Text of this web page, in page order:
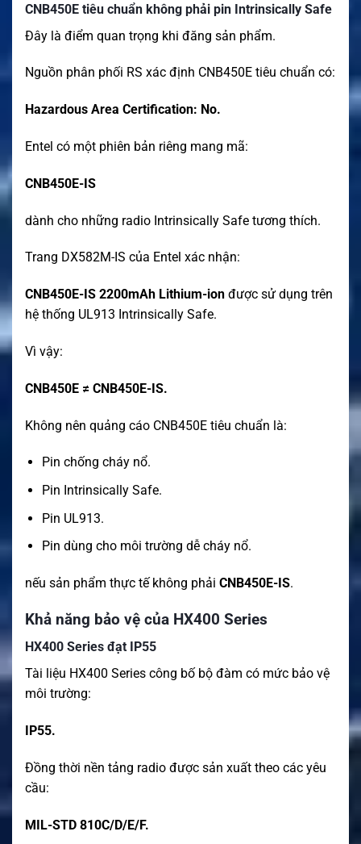
CNB450E tiêu chuẩn không phải pin Intrinsically Safe
Đây là điểm quan trọng khi đăng sản phẩm.
Nguồn phân phối RS xác định CNB450E tiêu chuẩn có:
Hazardous Area Certification: No.
Entel có một phiên bản riêng mang mã:
CNB450E-IS
dành cho những radio Intrinsically Safe tương thích.
Trang DX582M-IS của Entel xác nhận:
CNB450E-IS 2200mAh Lithium-ion được sử dụng trên
hệ thống UL913 Intrinsically Safe.
Vì vậy:
CNB450E ≠ CNB450E-IS.
Không nên quảng cáo CNB450E tiêu chuẩn là:
Pin chống cháy nổ.
Pin Intrinsically Safe.
Pin UL913.
Pin dùng cho môi trường dễ cháy nổ.
nếu sản phẩm thực tế không phải CNB450E-IS.
Khả năng bảo vệ của HX400 Series
HX400 Series đạt IP55
Tài liệu HX400 Series công bố bộ đàm có mức bảo vệ
môi trường:
IP55.
Đồng thời nền tảng radio được sản xuất theo các yêu
cầu:
MIL-STD 810C/D/E/F.